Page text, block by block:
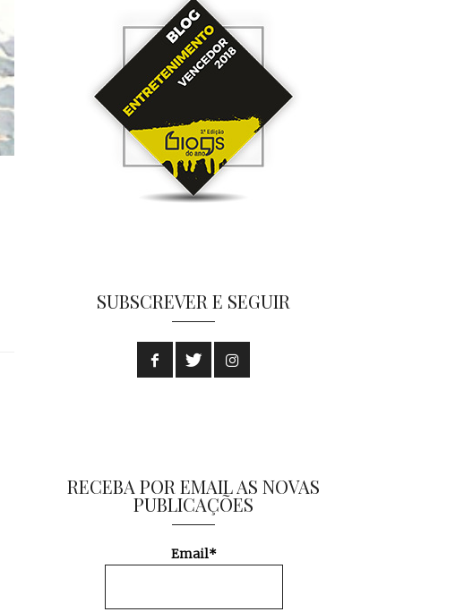
SUBSCREVER E SEGUIR
RECEBA POR EMAIL AS NOVAS
PUBLICAÇÕES
Email*